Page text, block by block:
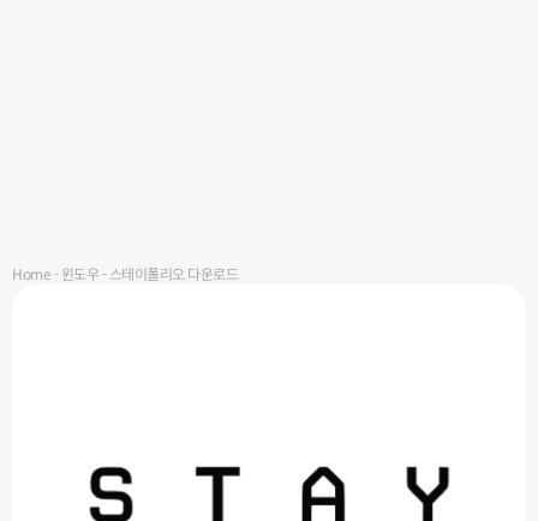
Home-윈도우-스테이폴리오 다운로드